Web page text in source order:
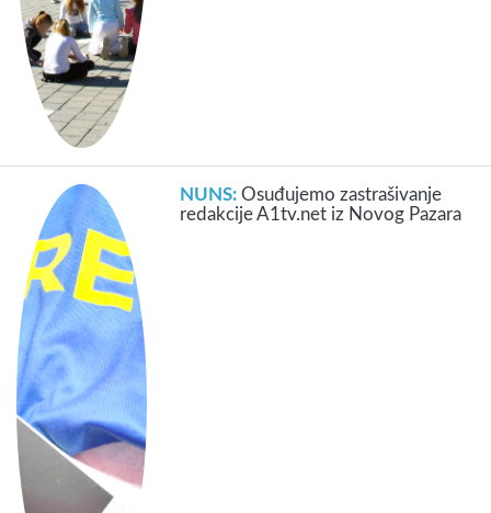
NUNS:Osuđujemo zastrašivanje
redakcije A1tv.net iz Novog Pazara